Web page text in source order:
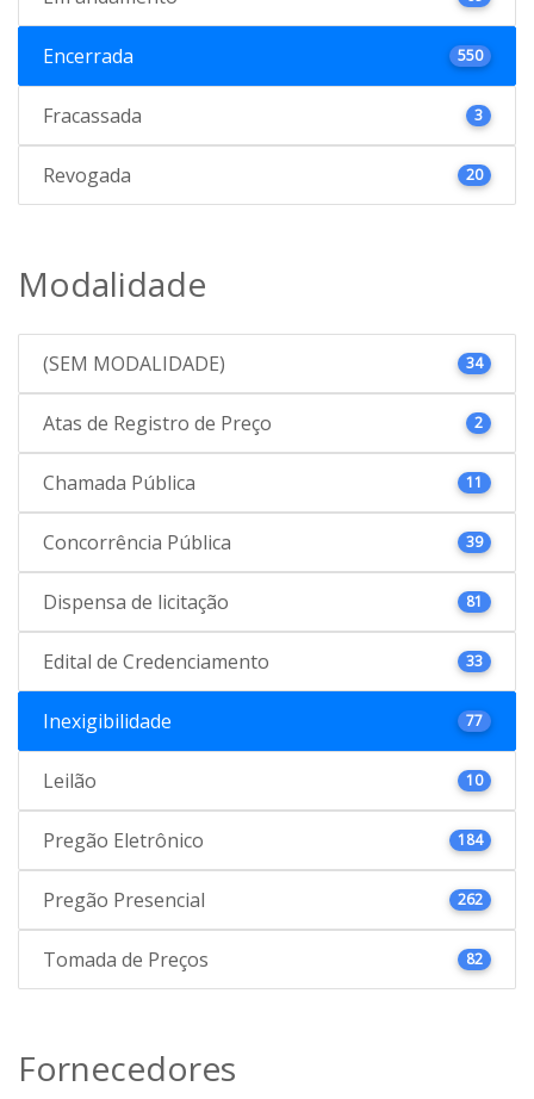
Encerrada 550
Fracassada 3
Revogada 20
Modalidade
(SEM MODALIDADE) 34
Atas de Registro de Preço 2
Chamada Pública 11
Concorrência Pública 39
Dispensa de licitação 81
Edital de Credenciamento 33
Inexigibilidade 77
Leilão 10
Pregão Eletrônico 184
Pregão Presencial 262
Tomada de Preços 82
Fornecedores